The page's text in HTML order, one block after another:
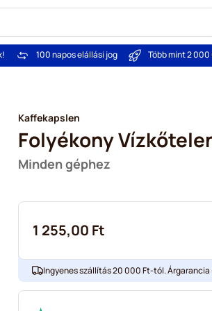
100 napos elállási jog Több mint 2
Kaffekapslen
Folyékony
Minden géphez
1 255,00 Ft
Ingyenes szállítás 20 000 Ft-tól.